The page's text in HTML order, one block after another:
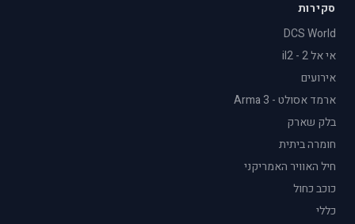
סקירות
DCS World
אי אל 2 - il2
אירועים
ארמד אסולט - Arma 3
בלק שארק
חומרה ביתית
חיל האוויר האמריקני
כוכב כחול
כללי